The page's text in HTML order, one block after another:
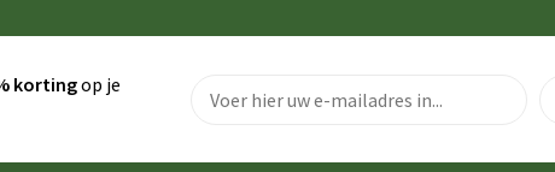
kortingop je